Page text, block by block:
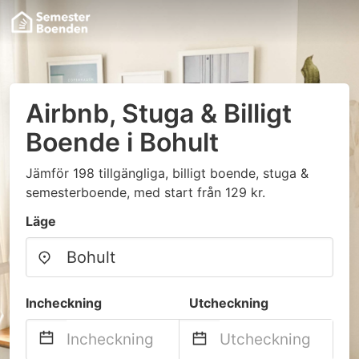
Airbnb, Stuga & Billigt
Boende i Bohult
Jämför 198 tillgängliga, billigt boende, stuga &
semesterboende, med start från 129 kr.
Läge
Incheckning Utcheckning